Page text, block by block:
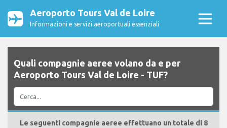
Aeroporto Tours Val de Loire
Informazioni e servizi aeroportuali essenziali
Quali compagnie aeree volano da e per
Aeroporto Tours Val de Loire - TUF?
Le seguenti compagnie aeree effettuano un totale di 8